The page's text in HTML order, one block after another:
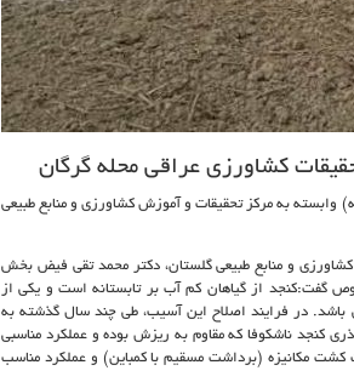
کشاورزی عراقی محله گرگان
وابسته به مرکز تحقیقات و آموزش کشاورزی و منابع طبیعی
و منابع طبیعی گلستان، دکتر محمد تقی فیض بخش
گفت:کنجد از گیاهان کم آب بر تابستانه است و یکی از
در فرایند اصلاح این آسیب، طی چند سال گذشته به
کنجد ناشکوفا که مقاوم به ریزش بوده و عملکرد مناسبی
کشت مکانیزه (برداشت مسقیم با کمباین) و عملکرد مناسب